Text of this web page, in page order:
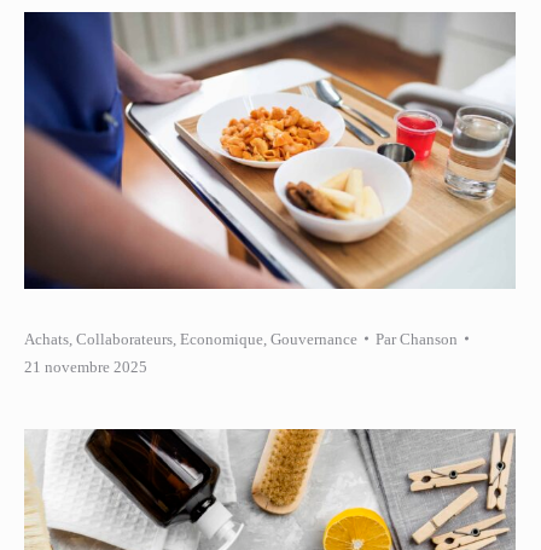
Achats Collaborateurs Economique Gouvernance ParChanson
21 novembre 2025